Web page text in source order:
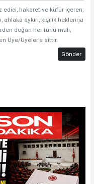
edici, hakaret ve küfür içeren,
ahlaka aykırı, kişilik haklarına
doğan her türlü mali,
Üye/Üyeler’e aittir.
Gönder